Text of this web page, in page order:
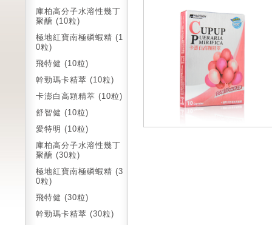
庫柏高分子水溶性幾丁
聚醣 (10粒)
極地紅寶南極磷蝦精 (1
0粒)
飛特健 (10粒)
幹勁瑪卡精萃 (10粒)
卡澎白高顆精萃 (10粒)
舒智健 (10粒)
愛特明 (10粒)
庫柏高分子水溶性幾丁
聚醣 (30粒)
極地紅寶南極磷蝦精 (3
0粒)
飛特健 (30粒)
幹勁瑪卡精萃 (30粒)